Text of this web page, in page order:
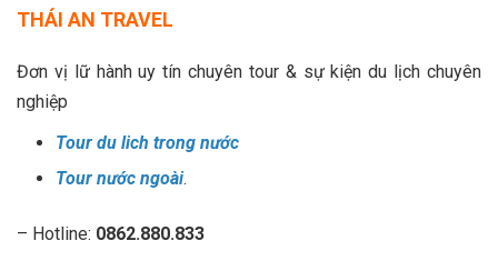
THÁI AN TRAVEL
Đơn vị lữ hành uy tín chuyên tour & sự kiện du lịch chuyên
nghiệp
Tour du lich trong nước
Tour nước ngoài.
– Hotline: 0862.880.833